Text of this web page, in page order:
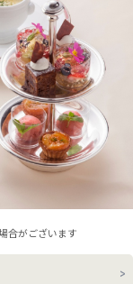
合がございます